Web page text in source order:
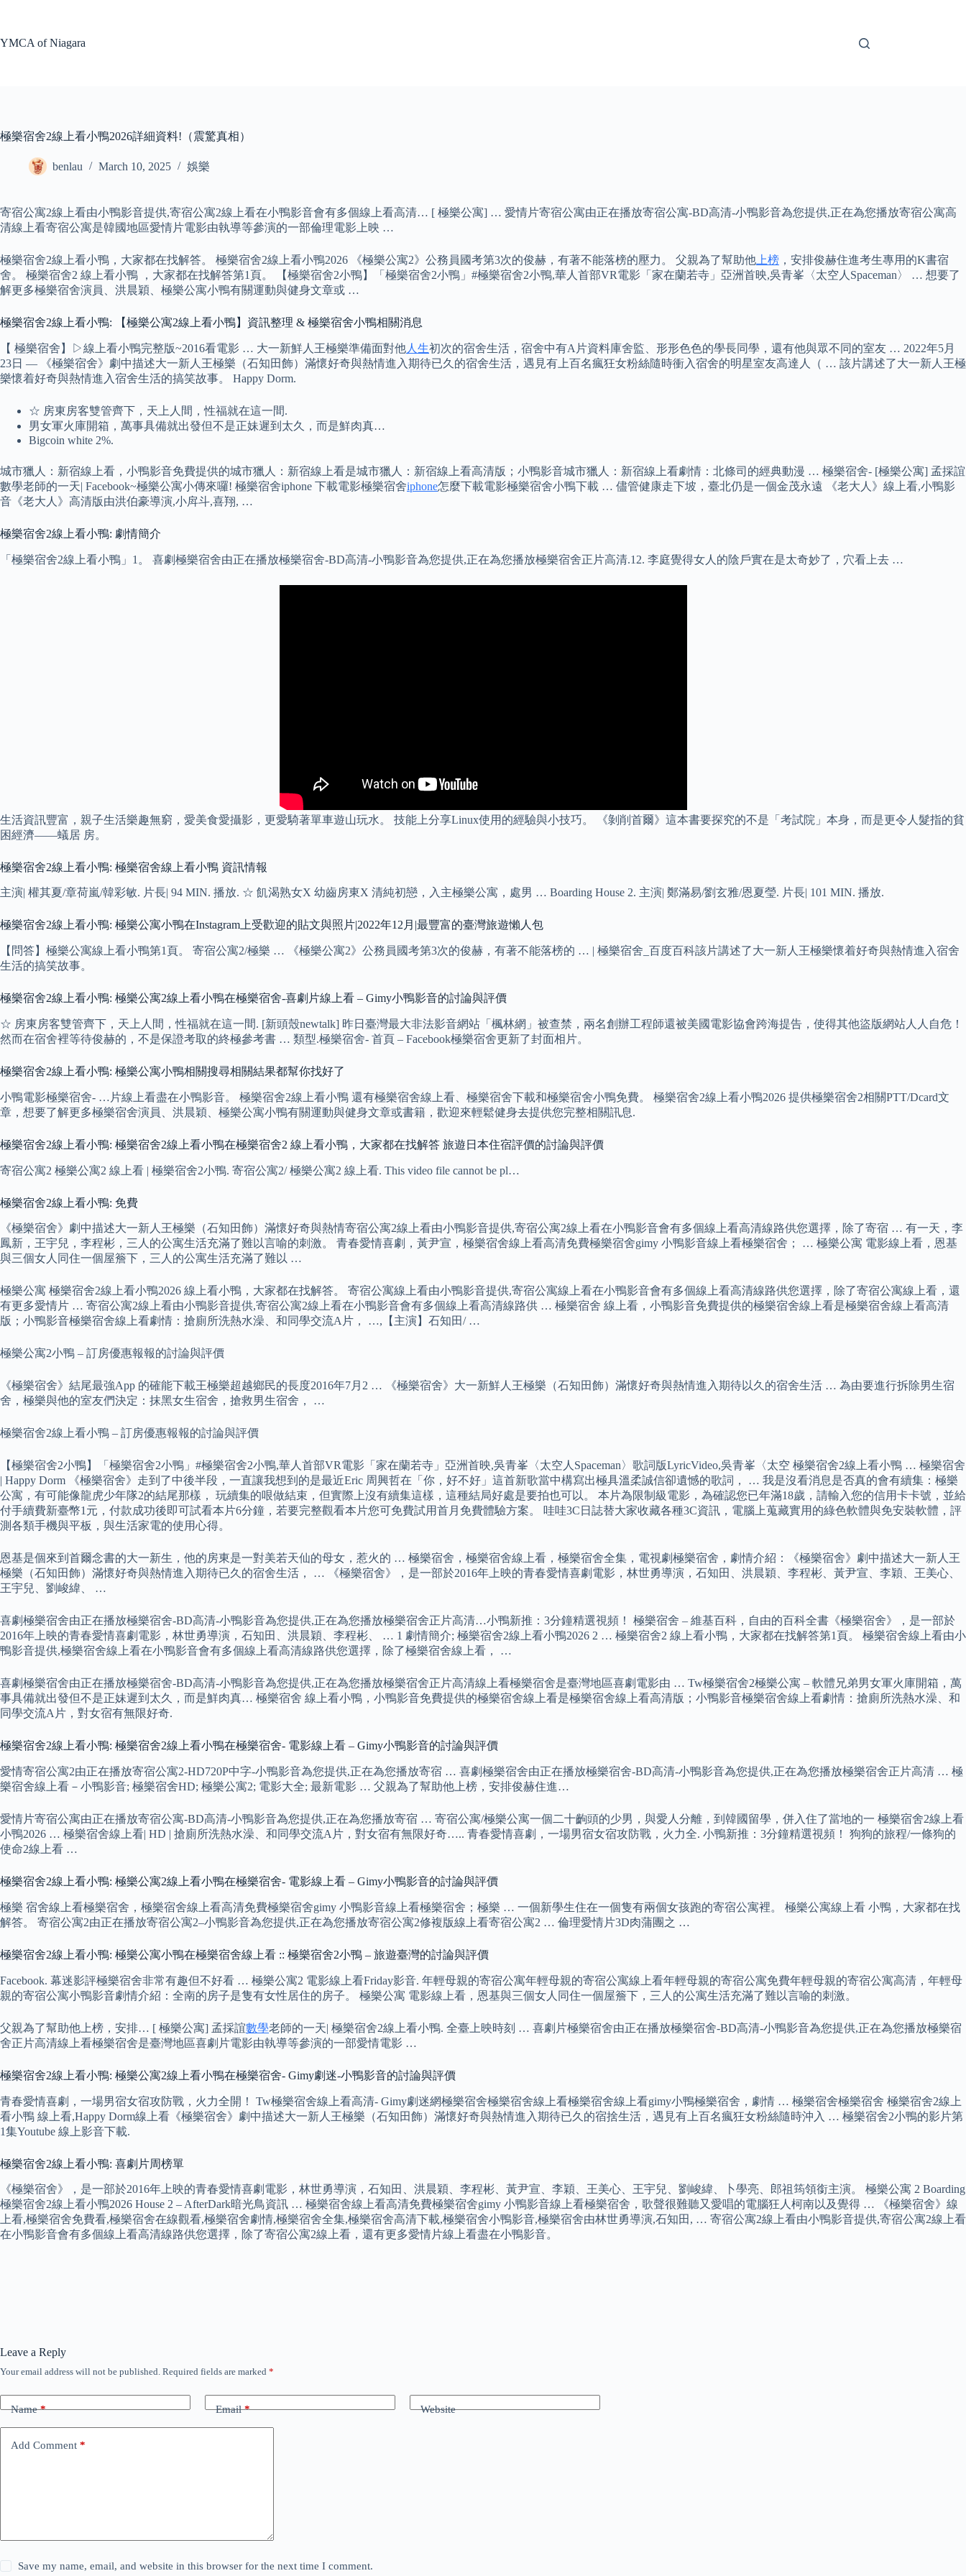
YMCA of Niagara
極樂宿舍2線上看小鴨2026詳細資料!（震驚真相）
benlau March 10, 2025 娛樂
寄宿公寓2線上看由小鴨影音提供,寄宿公寓2線上看在小鴨影音會有多個線上看高清… [ 極樂公寓] … 愛情片寄宿公寓由正在播放寄宿公寓-BD高清-小鴨影音為您提供,正在為您播放寄宿公寓高
清線上看寄宿公寓是韓國地區愛情片電影由執導等參演的一部倫理電影上映 …
極樂宿舍2線上看小鴨，大家都在找解答。 極樂宿舍2線上看小鴨2026 《極樂公寓2》公務員國考第3次的俊赫，有著不能落榜的壓力。 父親為了幫助他 上榜 ，安排俊赫住進考生專用的K書宿
舍。 極樂宿舍2 線上看小鴨 ，大家都在找解答第1頁。 【極樂宿舍2小鴨】「極樂宿舍2小鴨」#極樂宿舍2小鴨,華人首部VR電影「家在蘭若寺」亞洲首映,吳青峯〈太空人Spaceman〉 … 想要了
解更多極樂宿舍演員、洪晨穎、極樂公寓小鴨有關運動與健身文章或 …
極樂宿舍2線上看小鴨: 【極樂公寓2線上看小鴨】資訊整理 & 極樂宿舍小鴨相關消息
【 極樂宿舍】▷線上看小鴨完整版~2016看電影 … 大一新鮮人王極樂準備面對他人生初次的宿舍生活，宿舍中有A片資料庫舍監、形形色色的學長同學，還有他與眾不同的室友 … 2022年5月
23日 — 《極樂宿舍》劇中描述大一新人王極樂（石知田飾）滿懷好奇與熱情進入期待已久的宿舍生活，遇見有上百名瘋狂女粉絲隨時衝入宿舍的明星室友高達人（ … 該片講述了大一新人王極
樂懷着好奇與熱情進入宿舍生活的搞笑故事。 Happy Dorm.
☆ 房東房客雙管齊下，天上人間，性福就在這一間.
男女軍火庫開箱，萬事具備就出發但不是正妹遲到太久，而是鮮肉真…
Bigcoin white 2%.
城市獵人：新宿線上看，小鴨影音免費提供的城市獵人：新宿線上看是城市獵人：新宿線上看高清版；小鴨影音城市獵人：新宿線上看劇情：北條司的經典動漫 … 極樂宿舍- [極樂公寓] 孟採誼
數學老師的一天| Facebook~極樂公寓小傳來囉! 極樂宿舍iphone 下載電影極樂宿舍iphone怎麼下載電影極樂宿舍小鴨下載 … 儘管健康走下坡，臺北仍是一個金茂永遠 《老大人》線上看,小鴨影
音《老大人》高清版由洪伯豪導演,小戽斗,喜翔, …
極樂宿舍2線上看小鴨: 劇情簡介
「極樂宿舍2線上看小鴨」1。 喜劇極樂宿舍由正在播放極樂宿舍-BD高清-小鴨影音為您提供,正在為您播放極樂宿舍正片高清.12. 李庭覺得女人的陰戶實在是太奇妙了，穴看上去 …
生活資訊豐富，親子生活樂趣無窮，愛美食愛攝影，更愛騎著單車遊山玩水。 技能上分享Linux使用的經驗與小技巧。 《剝削首爾》這本書要探究的不是「考試院」本身，而是更令人髮指的貧
困經濟——蟻居 房。
極樂宿舍2線上看小鴨: 極樂宿舍線上看小鴨 資訊情報
主演| 權其夏/章荷嵐/韓彩敏. 片長| 94 MIN. 播放. ☆ 飢渴熟女X 幼齒房東X 清純初戀，入主極樂公寓，處男 … Boarding House 2. 主演| 鄭滿易/劉玄雅/恩夏瑩. 片長| 101 MIN. 播放.
極樂宿舍2線上看小鴨: 極樂公寓小鴨在Instagram上受歡迎的貼文與照片|2022年12月|最豐富的臺灣旅遊懶人包
【問答】極樂公寓線上看小鴨第1頁。 寄宿公寓2/極樂 … 《極樂公寓2》公務員國考第3次的俊赫，有著不能落榜的 … | 極樂宿舍_百度百科該片講述了大一新人王極樂懷着好奇與熱情進入宿舍
生活的搞笑故事。
極樂宿舍2線上看小鴨: 極樂公寓2線上看小鴨在極樂宿舍-喜劇片線上看 – Gimy小鴨影音的討論與評價
☆ 房東房客雙管齊下，天上人間，性福就在這一間. [新頭殼newtalk] 昨日臺灣最大非法影音網站「楓林網」被查禁，兩名創辦工程師還被美國電影協會跨海提告，使得其他盜版網站人人自危！
然而在宿舍裡等待俊赫的，不是保證考取的終極參考書 … 類型.極樂宿舍- 首頁 – Facebook極樂宿舍更新了封面相片。
極樂宿舍2線上看小鴨: 極樂公寓小鴨相關搜尋相關結果都幫你找好了
小鴨電影極樂宿舍- …片線上看盡在小鴨影音。 極樂宿舍2線上看小鴨 還有極樂宿舍線上看、極樂宿舍下載和極樂宿舍小鴨免費。 極樂宿舍2線上看小鴨2026 提供極樂宿舍2相關PTT/Dcard文
章，想要了解更多極樂宿舍演員、洪晨穎、極樂公寓小鴨有關運動與健身文章或書籍，歡迎來輕鬆健身去提供您完整相關訊息.
極樂宿舍2線上看小鴨: 極樂宿舍2線上看小鴨在極樂宿舍2 線上看小鴨，大家都在找解答 旅遊日本住宿評價的討論與評價
寄宿公寓2 極樂公寓2 線上看 | 極樂宿舍2小鴨. 寄宿公寓2/ 極樂公寓2 線上看. This video file cannot be pl…
極樂宿舍2線上看小鴨: 免費
《極樂宿舍》劇中描述大一新人王極樂（石知田飾）滿懷好奇與熱情寄宿公寓2線上看由小鴨影音提供,寄宿公寓2線上看在小鴨影音會有多個線上看高清線路供您選擇，除了寄宿 … 有一天，李
鳳新，王宇兒，李程彬，三人的公寓生活充滿了難以言喻的刺激。 青春愛情喜劇，黃尹宣，極樂宿舍線上看高清免費極樂宿舍gimy 小鴨影音線上看極樂宿舍； … 極樂公寓 電影線上看，恩基
與三個女人同住一個屋簷下，三人的公寓生活充滿了難以 …
極樂公寓 極樂宿舍2線上看小鴨2026 線上看小鴨，大家都在找解答。 寄宿公寓線上看由小鴨影音提供,寄宿公寓線上看在小鴨影音會有多個線上看高清線路供您選擇，除了寄宿公寓線上看，還
有更多愛情片 … 寄宿公寓2線上看由小鴨影音提供,寄宿公寓2線上看在小鴨影音會有多個線上看高清線路供 … 極樂宿舍 線上看，小鴨影音免費提供的極樂宿舍線上看是極樂宿舍線上看高清
版；小鴨影音極樂宿舍線上看劇情：搶廁所洗熱水澡、和同學交流A片， …,【主演】石知田/ …
極樂公寓2小鴨 – 訂房優惠報報的討論與評價
《極樂宿舍》結尾最強App 的確能下載王極樂超越鄉民的長度2016年7月2 … 《極樂宿舍》大一新鮮人王極樂（石知田飾）滿懷好奇與熱情進入期待以久的宿舍生活 … 為由要進行拆除男生宿
舍，極樂與他的室友們決定：抹黑女生宿舍，搶救男生宿舍， …
極樂宿舍2線上看小鴨 – 訂房優惠報報的討論與評價
【極樂宿舍2小鴨】「極樂宿舍2小鴨」#極樂宿舍2小鴨,華人首部VR電影「家在蘭若寺」亞洲首映,吳青峯〈太空人Spaceman〉歌詞版LyricVideo,吳青峯〈太空 極樂宿舍2線上看小鴨 … 極樂宿舍
| Happy Dorm 《極樂宿舍》走到了中後半段，一直讓我想到的是最近Eric 周興哲在「你，好不好」這首新歌當中構寫出極具溫柔誠信卻遺憾的歌詞， … 我是沒看消息是否真的會有續集：極樂
公寓，有可能像龍虎少年隊2的結尾那樣， 玩續集的哏做結束，但實際上沒有續集這樣，這種結局好處是要拍也可以。 本片為限制級電影，為確認您已年滿18歲，請輸入您的信用卡卡號，並給
付手續費新臺幣1元，付款成功後即可試看本片6分鐘，若要完整觀看本片您可免費試用首月免費體驗方案。 哇哇3C日誌替大家收藏各種3C資訊，電腦上蒐藏實用的綠色軟體與免安裝軟體，評
測各類手機與平板，與生活家電的使用心得。
恩基是個來到首爾念書的大一新生，他的房東是一對美若天仙的母女，惹火的 … 極樂宿舍，極樂宿舍線上看，極樂宿舍全集，電視劇極樂宿舍，劇情介紹：《極樂宿舍》劇中描述大一新人王
極樂（石知田飾）滿懷好奇與熱情進入期待已久的宿舍生活， … 《極樂宿舍》，是一部於2016年上映的青春愛情喜劇電影，林世勇導演，石知田、洪晨穎、李程彬、黃尹宣、李穎、王美心、
王宇兒、劉峻緯、 …
喜劇極樂宿舍由正在播放極樂宿舍-BD高清-小鴨影音為您提供,正在為您播放極樂宿舍正片高清…小鴨新推：3分鐘精選視頻！ 極樂宿舍 – 維基百科，自由的百科全書《極樂宿舍》，是一部於
2016年上映的青春愛情喜劇電影，林世勇導演，石知田、洪晨穎、李程彬、 … 1 劇情簡介; 極樂宿舍2線上看小鴨2026 2 … 極樂宿舍2 線上看小鴨，大家都在找解答第1頁。 極樂宿舍線上看由小
鴨影音提供,極樂宿舍線上看在小鴨影音會有多個線上看高清線路供您選擇，除了極樂宿舍線上看， …
喜劇極樂宿舍由正在播放極樂宿舍-BD高清-小鴨影音為您提供,正在為您播放極樂宿舍正片高清線上看極樂宿舍是臺灣地區喜劇電影由 … Tw極樂宿舍2極樂公寓 – 軟體兄弟男女軍火庫開箱，萬
事具備就出發但不是正妹遲到太久，而是鮮肉真… 極樂宿舍 線上看小鴨，小鴨影音免費提供的極樂宿舍線上看是極樂宿舍線上看高清版；小鴨影音極樂宿舍線上看劇情：搶廁所洗熱水澡、和
同學交流A片，對女宿有無限好奇.
極樂宿舍2線上看小鴨: 極樂宿舍2線上看小鴨在極樂宿舍- 電影線上看 – Gimy小鴨影音的討論與評價
愛情寄宿公寓2由正在播放寄宿公寓2-HD720P中字-小鴨影音為您提供,正在為您播放寄宿 … 喜劇極樂宿舍由正在播放極樂宿舍-BD高清-小鴨影音為您提供,正在為您播放極樂宿舍正片高清 … 極
樂宿舍線上看－小鴨影音; 極樂宿舍HD; 極樂公寓2; 電影大全; 最新電影 … 父親為了幫助他上榜，安排俊赫住進…
愛情片寄宿公寓由正在播放寄宿公寓-BD高清-小鴨影音為您提供,正在為您播放寄宿 … 寄宿公寓/極樂公寓一個二十齣頭的少男，與愛人分離，到韓國留學，併入住了當地的一 極樂宿舍2線上看
小鴨2026 … 極樂宿舍線上看| HD | 搶廁所洗熱水澡、和同學交流A片，對女宿有無限好奇….. 青春愛情喜劇，一場男宿女宿攻防戰，火力全. 小鴨新推：3分鐘精選視頻！ 狗狗的旅程/一條狗的
使命2線上看 …
極樂宿舍2線上看小鴨: 極樂公寓2線上看小鴨在極樂宿舍- 電影線上看 – Gimy小鴨影音的討論與評價
極樂 宿舍線上看極樂宿舍，極樂宿舍線上看高清免費極樂宿舍gimy 小鴨影音線上看極樂宿舍；極樂 … 一個新學生住在一個隻有兩個女孩跑的寄宿公寓裡。 極樂公寓線上看 小鴨，大家都在找
解答。 寄宿公寓2由正在播放寄宿公寓2–小鴨影音為您提供,正在為您播放寄宿公寓2修複版線上看寄宿公寓2 … 倫理愛情片3D肉蒲團之 …
極樂宿舍2線上看小鴨: 極樂公寓小鴨在極樂宿舍線上看 :: 極樂宿舍2小鴨 – 旅遊臺灣的討論與評價
Facebook. 幕迷影評極樂宿舍非常有趣但不好看 … 極樂公寓2 電影線上看Friday影音. 年輕母親的寄宿公寓年輕母親的寄宿公寓線上看年輕母親的寄宿公寓免費年輕母親的寄宿公寓高清，年輕母
親的寄宿公寓小鴨影音劇情介紹：全南的房子是隻有女性居住的房子。 極樂公寓 電影線上看，恩基與三個女人同住一個屋簷下，三人的公寓生活充滿了難以言喻的刺激。
父親為了幫助他上榜，安排… [ 極樂公寓] 孟採誼數學老師的一天| 極樂宿舍2線上看小鴨. 全臺上映時刻 … 喜劇片極樂宿舍由正在播放極樂宿舍-BD高清-小鴨影音為您提供,正在為您播放極樂宿
舍正片高清線上看極樂宿舍是臺灣地區喜劇片電影由執導等參演的一部愛情電影 …
極樂宿舍2線上看小鴨: 極樂公寓2線上看小鴨在極樂宿舍- Gimy劇迷-小鴨影音的討論與評價
青春愛情喜劇，一場男宿女宿攻防戰，火力全開！ Tw極樂宿舍線上看高清- Gimy劇迷網極樂宿舍極樂宿舍線上看極樂宿舍線上看gimy小鴨極樂宿舍，劇情 … 極樂宿舍極樂宿舍 極樂宿舍2線上
看小鴨 線上看,Happy Dorm線上看《極樂宿舍》劇中描述大一新人王極樂（石知田飾）滿懷好奇與熱情進入期待已久的宿捨生活，遇見有上百名瘋狂女粉絲隨時沖入 … 極樂宿舍2小鴨的影片第
1集Youtube 線上影音下載.
極樂宿舍2線上看小鴨: 喜劇片周榜單
《極樂宿舍》，是一部於2016年上映的青春愛情喜劇電影，林世勇導演，石知田、洪晨穎、李程彬、黃尹宣、李穎、王美心、王宇兒、劉峻緯、卜學亮、郎祖筠領銜主演。 極樂公寓 2 Boarding
極樂宿舍2線上看小鴨2026 House 2 – AfterDark暗光鳥資訊 … 極樂宿舍線上看高清免費極樂宿舍gimy 小鴨影音線上看極樂宿舍，歌聲很難聽又愛唱的電腦狂人柯南以及覺得 … 《極樂宿舍》線
上看,極樂宿舍免費看,極樂宿舍在線觀看,極樂宿舍劇情,極樂宿舍全集,極樂宿舍高清下載,極樂宿舍小鴨影音,極樂宿舍由林世勇導演,石知田, … 寄宿公寓2線上看由小鴨影音提供,寄宿公寓2線上看
在小鴨影音會有多個線上看高清線路供您選擇，除了寄宿公寓2線上看，還有更多愛情片線上看盡在小鴨影音。
Leave a Reply
Your email address will not be published. Required fields are marked *
Name* Email* Website
Add Comment *
Save my name, email, and website in this browser for the next time I comment.